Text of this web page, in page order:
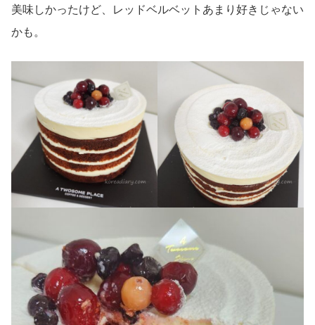
美味しかったけど、レッドベルベットあまり好きじゃない
かも。